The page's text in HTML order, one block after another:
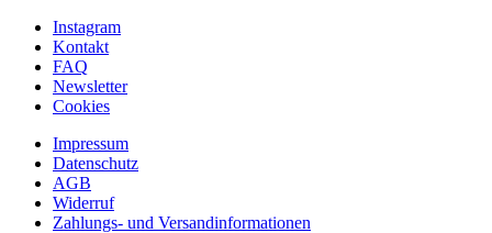
Instagram
Kontakt
FAQ
Newsletter
Cookies
Impressum
Datenschutz
AGB
Widerruf
Zahlungs- und Versandinformationen